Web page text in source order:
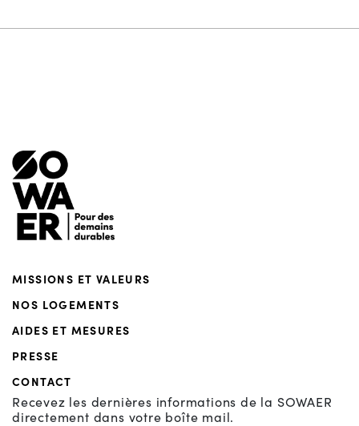
Menu de footer
MISSIONS ET VALEURS
NOS LOGEMENTS
AIDES ET MESURES
PRESSE
CONTACT
Recevez les dernières informations de la SOWAER
directement dans votre boîte mail.